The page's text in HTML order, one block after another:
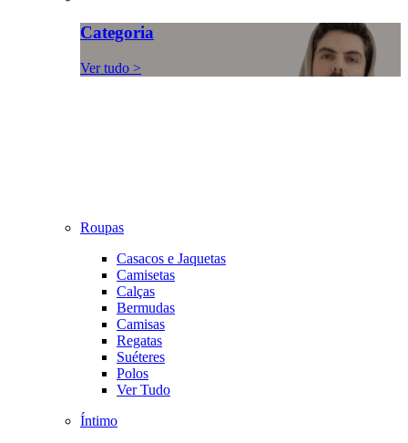
Categoria
Ver tudo >
Roupas
Casacos e Jaquetas
Camisetas
Calças
Bermudas
Camisas
Regatas
Suéteres
Polos
Ver Tudo
Íntimo